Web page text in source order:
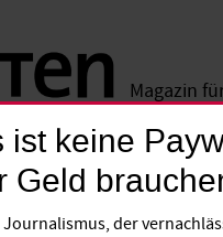
Magazin
ist keine
Geld
Journalismus, der